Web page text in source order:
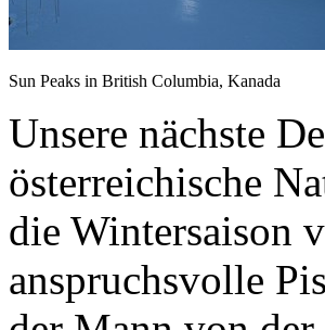
Sun Peaks in British Columbia, Kanada
Unsere nächste
österreichische
die Wintersaison
anspruchsvolle